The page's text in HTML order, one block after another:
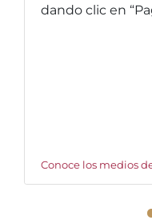
dando clic en
Conoce los medios